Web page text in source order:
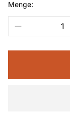
Menge: